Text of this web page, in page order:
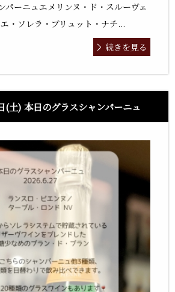
パーニュエメリンヌ・ド・スルーヴェ
・ソレラ・ブリュット・ナチ...
続きを見る
(土) 本日のグラスシャンパーニュ